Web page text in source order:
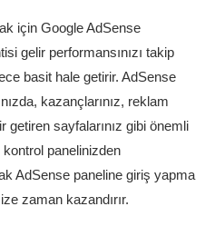
için Google AdSense
gelir performansınızı takip
basit hale getirir. AdSense
kazançlarınız, reklam
getiren sayfalarınız gibi önemli
panelinizden
AdSense paneline giriş yapma
zaman kazandırır.